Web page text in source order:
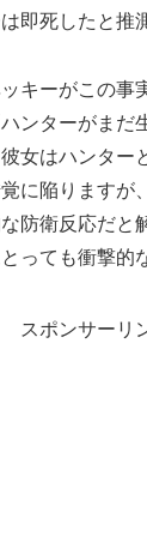
即死したと推
キーがこの事
ンターがまだ
女はハンター
に陥りますが
防衛反応だと
っても衝撃的
スポンサーリ